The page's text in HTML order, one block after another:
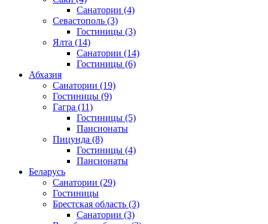
Санатории (4)
Севастополь (3)
Гостиницы (3)
Ялта (14)
Санатории (14)
Гостиницы (6)
Абхазия
Санатории (19)
Гостиницы (9)
Гагра (11)
Гостиницы (5)
Пансионаты
Пицунда (8)
Гостиницы (4)
Пансионаты
Беларусь
Санатории (29)
Гостиницы
Брестская область (3)
Санатории (3)